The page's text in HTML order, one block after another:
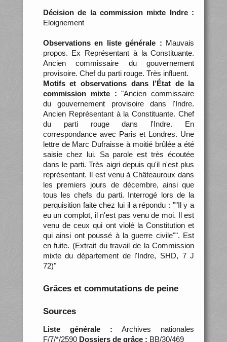
Décision de la commission mixte Indre :
Eloignement
Observations en liste générale : Mauvais
propos. Ex Représentant à la Constituante.
Ancien commissaire du gouvernement
provisoire. Chef du parti rouge. Très influent.
Motifs et observations dans l’État de la
commission mixte : "Ancien commissaire
du gouvernement provisoire dans l'Indre.
Ancien Représentant à la Constituante. Chef
du parti rouge dans l'Indre. En
correspondance avec Paris et Londres. Une
lettre de Marc Dufraisse à moitié brûlée a été
saisie chez lui. Sa parole est très écoutée
dans le parti. Très aigri depuis qu'il n'est plus
représentant. Il est venu à Châteauroux dans
les premiers jours de décembre, ainsi que
tous les chefs du parti. Interrogé lors de la
perquisition faite chez lui il a répondu : ""Il y a
eu un complot, il n'est pas venu de moi. Il est
venu de ceux qui ont violé la Constitution et
qui ainsi ont poussé à la guerre civile"". Est
en fuite. (Extrait du travail de la Commission
mixte du département de l'Indre, SHD, 7 J
72)"
Grâces et commutations de peine
Sources
Liste générale : Archives nationales
F/7/*/2590 Dossiers de grâce : BB/30/469